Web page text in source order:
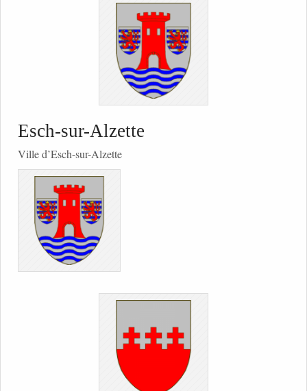
Esch-sur-Alzette
Ville d’Esch-sur-Alzette